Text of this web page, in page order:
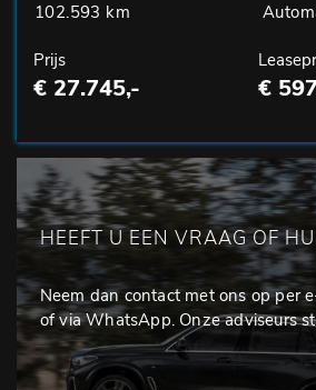
102.593 km
Prijs
€ 27.745,- €
HEEFT U EEN VRAAG OF
Neem dan contact met ons op per
of via WhatsApp. Onze adviseurs